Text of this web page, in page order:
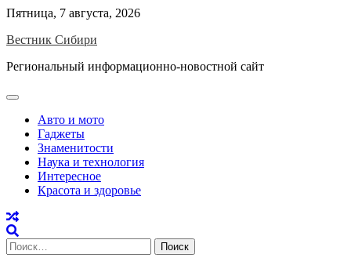
Skip
content
Пятница, 7 августа, 2026
Вестник Сибири
Региональный информационно-новостной сайт
Авто и мото
Гаджеты
Знаменитости
Наука и технология
Интересное
Красота и здоровье
Найти: